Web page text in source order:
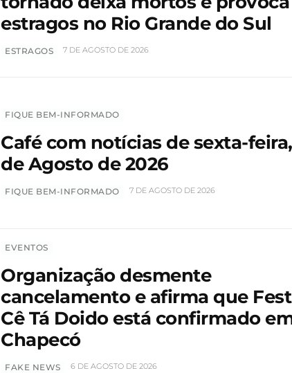
estragos no Rio Grande do Sul
ESTRAGOS 7 DE AGOSTO DE 2026
FIQUE BEM-INFORMADO
Café com notícias de sexta-
de Agosto de 2026
FIQUE BEM-INFORMADO 7 DE AGOSTO DE 2026
EVENTOS
Organização desmente
cancelamento e afirma que
Cê Tá Doido está confirmado
Chapecó
FAKE NEWS 6 DE AGOSTO DE 2026